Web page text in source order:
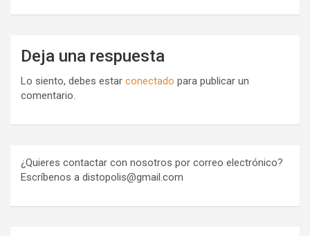
Deja una respuesta
Lo siento, debes estar conectado para publicar un
comentario.
¿Quieres contactar con nosotros por correo electrónico?
Escríbenos a distopolis@gmail.com